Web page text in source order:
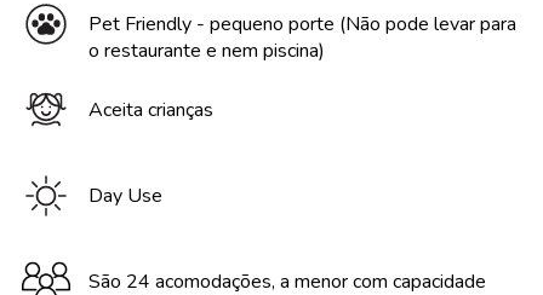
Pet Friendly - pequeno porte (Não pode levar para
o restaurante e nem piscina)
Aceita crianças
Day Use
São 24 acomodações, a menor com capacidade